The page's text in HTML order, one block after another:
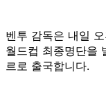
벤투 감독은 내일
월드컵 최종명단을
르로 출국합니다.